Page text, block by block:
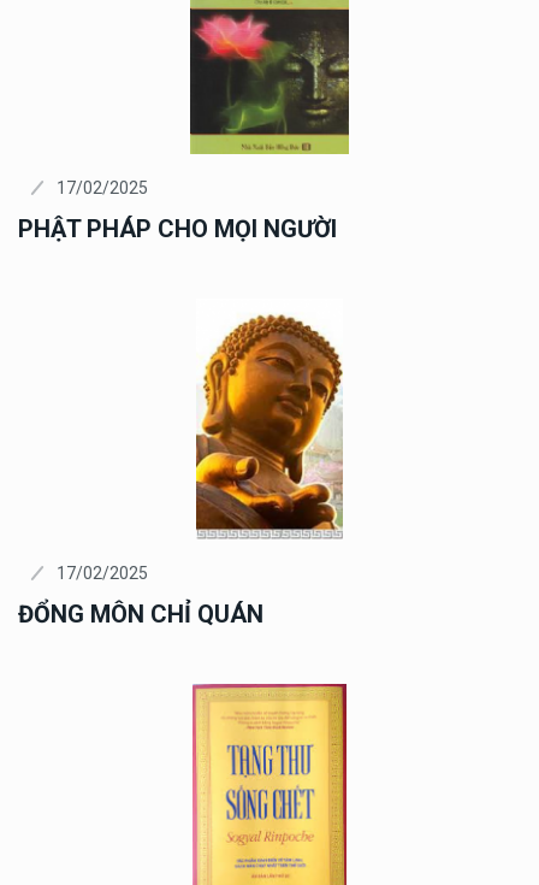
17/02/2025
PHẬT PHÁP CHO MỌI NGƯỜI
17/02/2025
ĐỔNG MÔN CHỈ QUÁN